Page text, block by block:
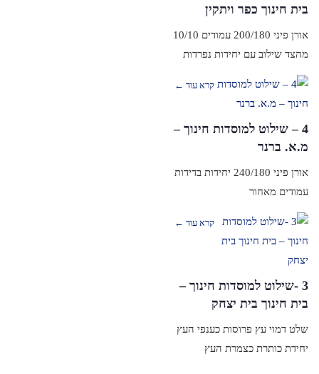
בית חינוך כפר ויתקין
אורן פיני 200/180 עמודים 10/10
מהצד שילוב עם יחידות נפרדות
קרא עוד ←
4 – שילוט למוסדות חינוך –
מ.א. ברנר
אורן פיני 240/180 יחידות בדידות
עמודים מאחור
קרא עוד ←
3 -שילוט למוסדות חינוך –
בית חינוך בית יצחק
שלט דמוי עץ פרוסות כענפי העץ
יחידת כותרת כצמרת העץ